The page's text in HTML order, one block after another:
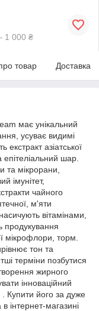
1 000 ₴
товар Доставка
має унікальний
усуває видимі
азіатської
шар.
та мікрорани,
імунітет,
чайного
м'яти
вітамінами,
продукування
мікрофлори, торм.
тон та
терміни позбутися
жирного
інноваційний
Купити його за дуже
інтернет-магазині